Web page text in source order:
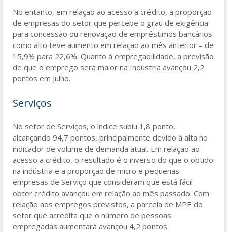
No entanto, em relação ao acesso a crédito, a proporção
de empresas do setor que percebe o grau de exigência
para concessão ou renovação de empréstimos bancários
como alto teve aumento em relação ao mês anterior – de
15,9% para 22,6%. Quanto à empregabilidade, a previsão
de que o emprego será maior na Indústria avançou 2,2
pontos em julho.
Serviços
No setor de Serviços, o índice subiu 1,8 ponto,
alcançando 94,7 pontos, principalmente devido à alta no
indicador de volume de demanda atual. Em relação ao
acesso a crédito, o resultado é o inverso do que o obtido
na indústria e a proporção de micro e pequenas
empresas de Serviço que consideram que está fácil
obter crédito avançou em relação ao mês passado. Com
relação aos empregos previstos, a parcela de MPE do
setor que acredita que o número de pessoas
empregadas aumentará avançou 4,2 pontos.